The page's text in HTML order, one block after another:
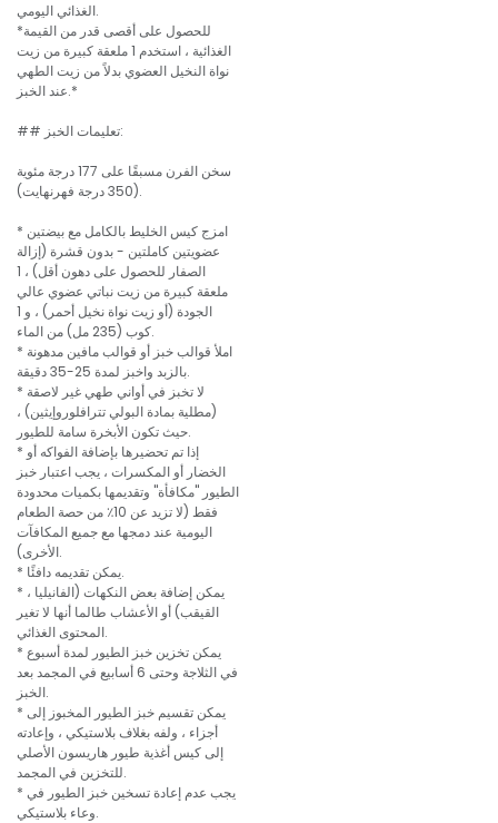
الغذائي اليومي.
*للحصول على أقصى قدر من القيمة
الغذائية ، استخدم 1 ملعقة كبيرة من زيت
نواة النخيل العضوي بدلاً من زيت الطهي
عند الخبز.*
## تعليمات الخبز:
سخن الفرن مسبقًا على 177 درجة مئوية
(350 درجة فهرنهايت).
* امزج كيس الخليط بالكامل مع بيضتين
عضويتين كاملتين - بدون قشرة (إزالة
الصفار للحصول على دهون أقل) ، 1
ملعقة كبيرة من زيت نباتي عضوي عالي
الجودة (أو زيت نواة نخيل أحمر) ، و 1
كوب (235 مل) من الماء.
* املأ قوالب خبز أو قوالب مافين مدهونة
بالزبد واخبز لمدة 25-35 دقيقة.
* لا تخبز في أواني طهي غير لاصقة
(مطلية بمادة البولي تترافلوروإيثين) ،
حيث تكون الأبخرة سامة للطيور.
* إذا تم تحضيرها بإضافة الفواكه أو
الخضار أو المكسرات ، يجب اعتبار خبز
الطيور "مكافأة" وتقديمها بكميات محدودة
فقط (لا تزيد عن 10٪ من حصة الطعام
اليومية عند دمجها مع جميع المكافآت
الأخرى).
* يمكن تقديمه دافئًا.
* يمكن إضافة بعض النكهات (الفانيليا ،
القيقب) أو الأعشاب طالما أنها لا تغير
المحتوى الغذائي.
* يمكن تخزين خبز الطيور لمدة أسبوع
في الثلاجة وحتى 6 أسابيع في المجمد بعد
الخبز.
* يمكن تقسيم خبز الطيور المخبوز إلى
أجزاء ، ولفه بغلاف بلاستيكي ، وإعادته
إلى كيس أغذية طيور هاريسون الأصلي
للتخزين في المجمد.
* يجب عدم إعادة تسخين خبز الطيور في
وعاء بلاستيكي.